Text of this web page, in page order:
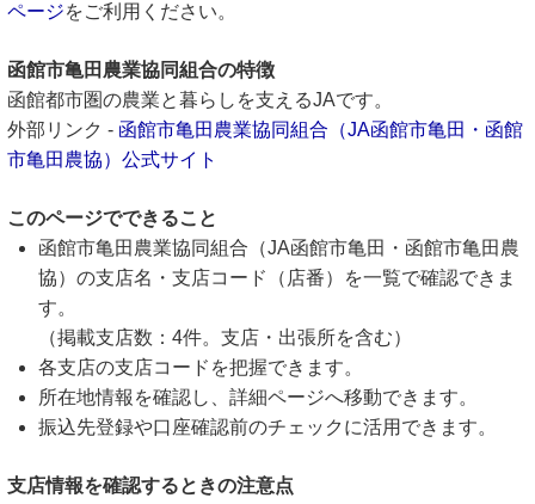
ページをご利用ください。
函館市亀田農業協同組合の特徴
函館都市圏の農業と暮らしを支えるJAです。
外部リンク - 函館市亀田農業協同組合（JA函館市亀田・函館
市亀田農協）公式サイト
このページでできること
函館市亀田農業協同組合（JA函館市亀田・函館市亀田農
協）の支店名・支店コード（店番）を一覧で確認できま
す。
（掲載支店数：4件。支店・出張所を含む）
各支店の支店コードを把握できます。
所在地情報を確認し、詳細ページへ移動できます。
振込先登録や口座確認前のチェックに活用できます。
支店情報を確認するときの注意点